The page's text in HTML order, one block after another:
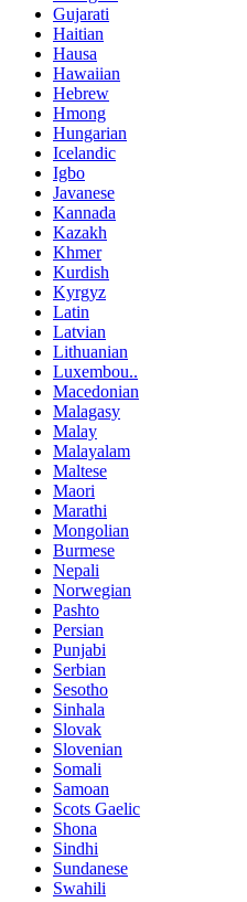
Gujarati
Haitian
Hausa
Hawaiian
Hebrew
Hmong
Hungarian
Icelandic
Igbo
Javanese
Kannada
Kazakh
Khmer
Kurdish
Kyrgyz
Latin
Latvian
Lithuanian
Luxembou..
Macedonian
Malagasy
Malay
Malayalam
Maltese
Maori
Marathi
Mongolian
Burmese
Nepali
Norwegian
Pashto
Persian
Punjabi
Serbian
Sesotho
Sinhala
Slovak
Slovenian
Somali
Samoan
Scots Gaelic
Shona
Sindhi
Sundanese
Swahili